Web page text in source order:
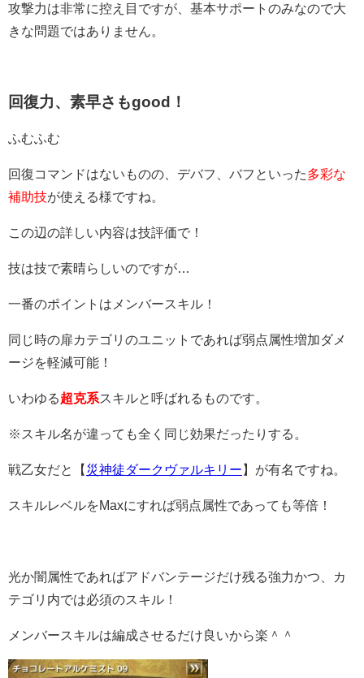
攻撃力は非常に控え目ですが、基本サポートのみなので大
きな問題ではありません。
回復力、素早さもgood！
ふむふむ
回復コマンドはないものの、デバフ、バフといった多彩な
補助技が使える様ですね。
この辺の詳しい内容は技評価で！
技は技で素晴らしいのですが…
一番のポイントはメンバースキル！
同じ時の扉カテゴリのユニットであれば弱点属性増加ダメ
ージを軽減可能！
いわゆる超克系スキルと呼ばれるものです。
※スキル名が違っても全く同じ効果だったりする。
戦乙女だと【災神徒ダークヴァルキリー】が有名ですね。
スキルレベルをMaxにすれば弱点属性であっても等倍！
光か闇属性であればアドバンテージだけ残る強力かつ、カ
テゴリ内では必須のスキル！
メンバースキルは編成させるだけ良いから楽＾＾